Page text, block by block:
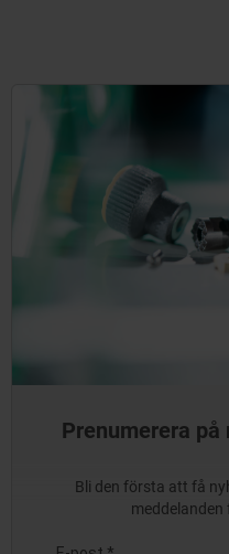
Prenumerera
Bli den första att få
meddelanden